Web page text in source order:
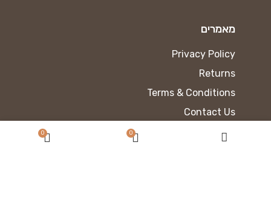
מאמרים
Privacy Policy
Returns
Terms & Conditions
Contact Us
Latest News
0
0